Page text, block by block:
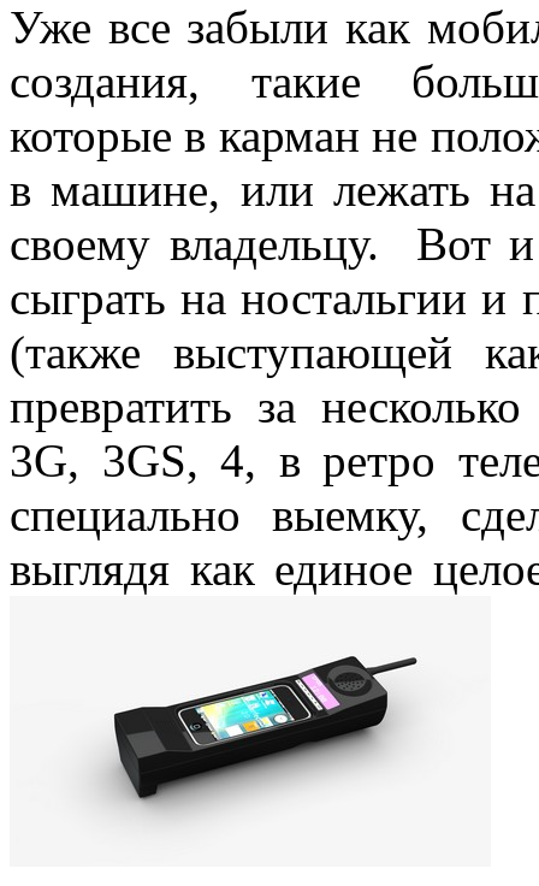
Уже все забыли как
создания, такие
которые в карман не
в машине, или лежать
своему владельцу. Вот
сыграть на ностальгии
(также выступающей
превратить за
3G, 3GS, 4, в ретро
специально выемку,
выглядя как единое